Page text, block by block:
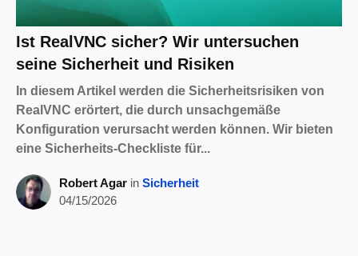
Ist RealVNC sicher? Wir untersuchen
seine Sicherheit und Risiken
In diesem Artikel werden die Sicherheitsrisiken von
RealVNC erörtert, die durch unsachgemäße
Konfiguration verursacht werden können. Wir bieten
eine Sicherheits-Checkliste für...
Robert Agar in Sicherheit
04/15/2026